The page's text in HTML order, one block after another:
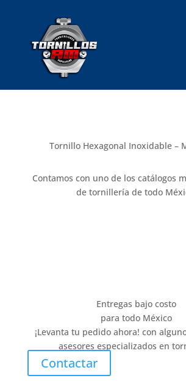
Tornillo Hexagonal Inoxidable –
Contamos con uno de los catálogos
de tornillería de todo
Entregas bajo costo
para todo México
¡Levanta tu pedido ahora! con
asesores especializados en
Contactar